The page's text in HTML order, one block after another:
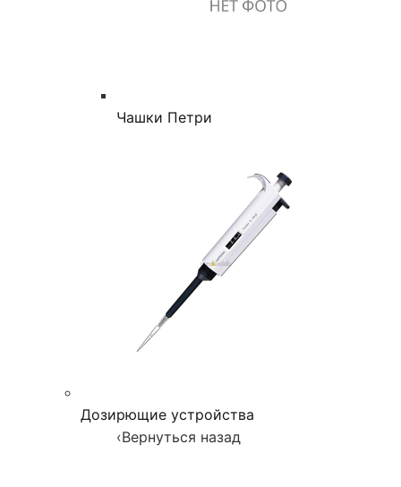
Чашки Петри
Дозирющие устройства
‹Вернуться назад